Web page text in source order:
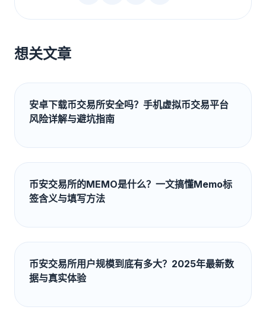
想关文章
安卓下载币交易所安全吗？手机虚拟币交易平台
风险详解与避坑指南
币安交易所的MEMO是什么？一文搞懂Memo标
签含义与填写方法
币安交易所用户规模到底有多大？2025年最新数
据与真实体验